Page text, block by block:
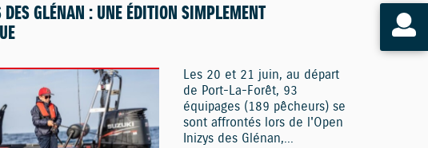
GLÉNAN : UNE ÉDITION SIMPLEMENT
Les 20 et 21 juin, au départ
de Port-La-Forêt, 93
équipages (189 pêcheurs) se
sont affrontés lors de l'Open
Inizys des Glénan,...